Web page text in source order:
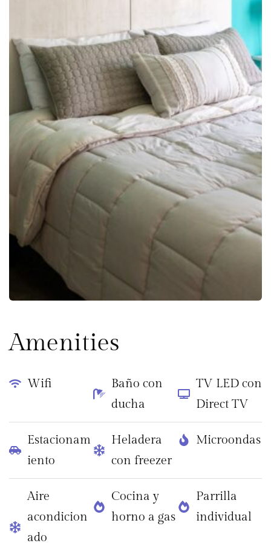
Amenities
Wifi
Baño con
ducha
TV LED con
Direct TV
Estacionam
iento
Heladera
con freezer
Microondas
Aire
acondicion
ado
Cocina y
horno a gas
Parrilla
individual